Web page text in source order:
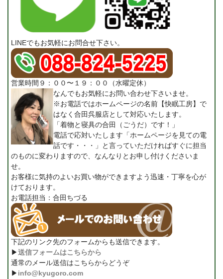
LINEでもお気軽にお問合せ下さい。
営業時間９：００〜１９：００（水曜定休）
なんでもお気軽にお問い合わせ下さいませ。
※お電話ではホームページの名前【快眠工房】で
はなく合田呉服店として対応いたします。
「着物と寝具の合田（ごうだ）です！」
電話で応対いたします「ホームページを見ての電
話です・・・」と言っていただければすぐに担当
のものに変わりますので、なんなりとお申し付けくださいま
せ。
お客様に気持のよいお買い物ができますよう迅速・丁寧を心が
けております。
お電話担当：合田ちづる
下記のリンク先のフォームからも送信できます。
▶送信フォームはこちらから
通常のメール送信はこちらからどうぞ
▶ info@kyugoro.com